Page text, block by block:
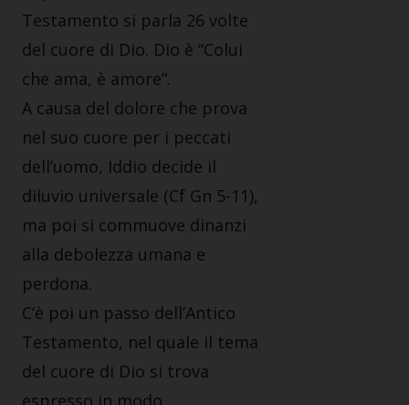
Testamento si parla 26 volte
del cuore di Dio. Dio è “Colui
che ama, è amore”.
A causa del dolore che prova
nel suo cuore per i peccati
dell’uomo, Iddio decide il
diluvio universale (Cf Gn 5-11),
ma poi si commuove dinanzi
alla debolezza umana e
perdona.
C’è poi un passo dell’Antico
Testamento, nel quale il tema
del cuore di Dio si trova
espresso in modo